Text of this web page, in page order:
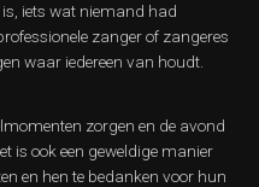
iets wat niemand had
zanger of zangeres
waar iedereen van houdt.
zorgen en de avond
is ook een geweldige manier
en hen te bedanken voor hun